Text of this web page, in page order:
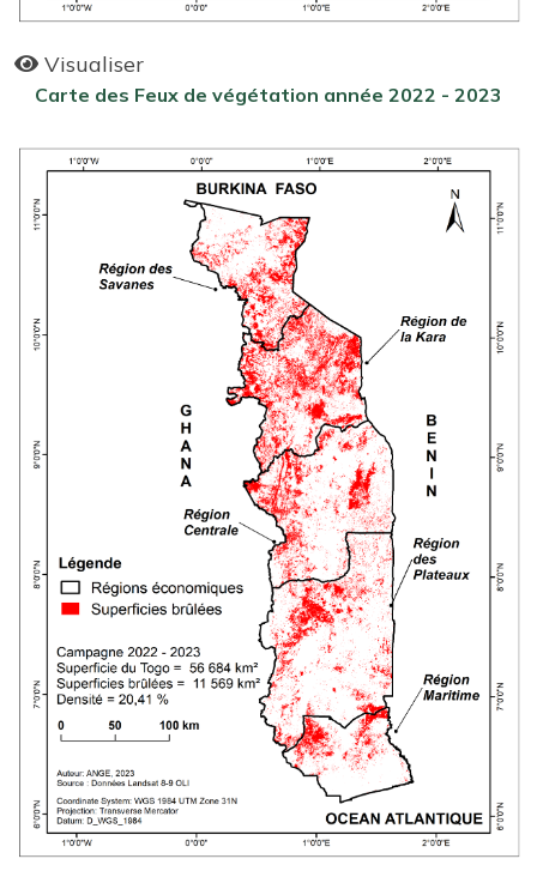
Visualiser
Carte des Feux de végétation année 2022 - 2023